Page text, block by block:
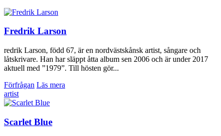
Fredrik Larson
redrik Larson, född 67, är en nordvästskånsk artist, sångare och
låtskrivare. Han har släppt åtta album sen 2006 och är under 2017
aktuell med ”1979”. Till hösten gör...
Förfrågan Läs mera
artist
Scarlet Blue